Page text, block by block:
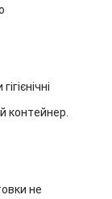
контейнер.
не